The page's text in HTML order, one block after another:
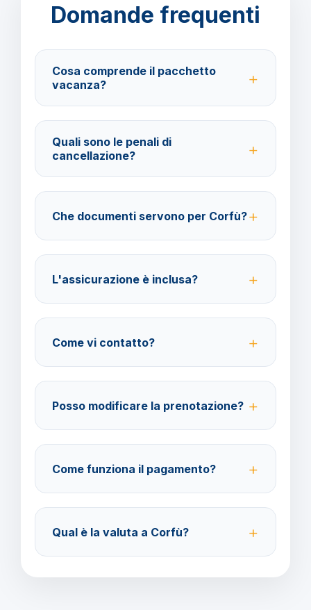
Domande frequenti
Cosa comprende il pacchetto
vacanza?
trasferimenti, soggiorno con trattamento Mezza
Pensione e assistenza BarbaViaggi.
Quali sono le penali di
cancellazione?
29 giorni in poi. Con assicurazione facoltativa è
possibile ottenere il rimborso del 100%.
Che documenti servono per Corfù?
per la destinazione scelta.
L'assicurazione è inclusa?
consigliate per coprire spese mediche e
cancellazione viaggio.
Come vi contatto?
amministrazione@barbaviaggi.it, o tramite il sito
barbaviaggi.it.
Posso modificare la prenotazione?
prima della partenza con un costo di 70 euro a
modifica.
Come funziona il pagamento?
Acconto del 40% alla prenotazione, saldo 30 giorni
prima della partenza.
Qual è la valuta a Corfù?